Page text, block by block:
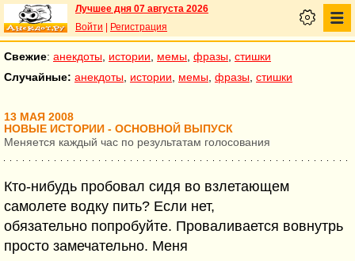
Лучшее дня 07 августа 2026
Войти
Регистрация
Свежие: анекдоты истории мемы фразы стишки
Случайные: анекдоты истории мемы фразы стишки
13 МАЯ 2008
НОВЫЕ ИСТОРИИ - ОСНОВНОЙ ВЫПУСК
Меняется каждый час по результатам голосования
Кто-нибудь пробовал сидя во взлетающем
самолете водку пить? Если нет,
обязательно попробуйте. Проваливается вовнутрь
просто замечательно. Меня